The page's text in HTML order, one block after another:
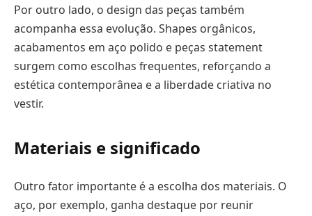
Por outro lado, o design das peças também
acompanha essa evolução. Shapes orgânicos,
acabamentos em aço polido e peças statement
surgem como escolhas frequentes, reforçando a
estética contemporânea e a liberdade criativa no
vestir.
Materiais e significado
Outro fator importante é a escolha dos materiais. O
aço, por exemplo, ganha destaque por reunir